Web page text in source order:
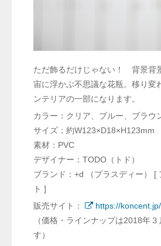
ただ飾るだけじゃない！ 背景背
宙に浮かぶ不思議な花瓶。移り変
ンテリアの一部になります。
カラー：クリア、ブルー、ブラウ
サイズ：約W123×D18×H123mm
素材：PVC
デザイナー：TODO（トド）
ブランド：+d （プラスディー） [
ト ]
販売サイト：
https://
（価格・ラインナップは2018年
す）